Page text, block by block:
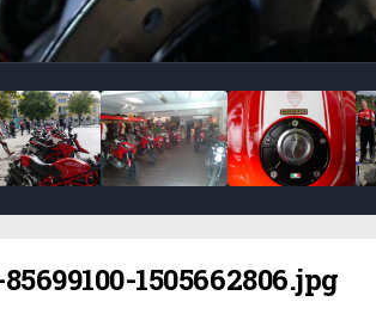
1505662806.jpg